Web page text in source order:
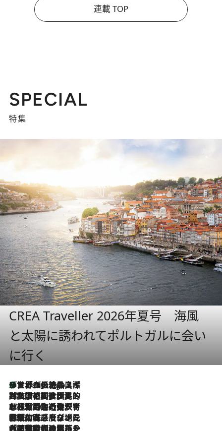
連載 TOP
SPECIAL
特集
CREA Traveller 2026年夏号 海風
と太陽に誘われてポルトガルに会い
に行く
6 Hours Ago
リスボンの絶品スイーツ「パステル・デ・ナタ」とは？ポルトガル伝統の奥深い世界へ
2026.7.27
「私の祖国はポルトガル語です」国民的詩人フェルナンド・ペソアと、彼が愛した文学の街を歩く
2026.7.26
ポルトガル近海が育む極上の海の幸。キリリと冷えた白ワインと愉しむ、シーフード専門店の贅沢
2026.7.22
伝統の味をモダンに昇華。高感度な地元客が集う、リスボンの最旬ガストロノミー
2026.7.21
大航海時代の栄華から、震災、独裁、そして革命へ。ポルトガル・首都リスボンの石畳に刻まれた「歴史の光と影」